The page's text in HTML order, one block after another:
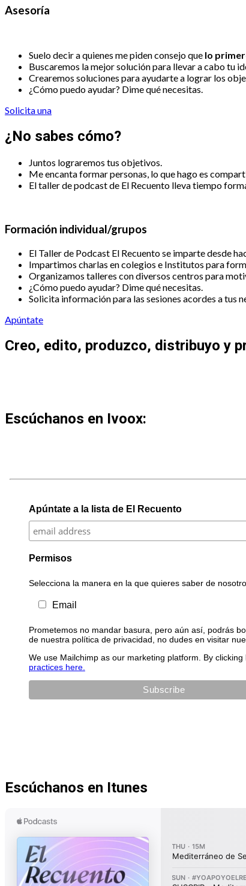
Asesoría
Suelo decir a quienes me piden consejo que lo
Buscaremos la mejor solución para llevar a cabo tu
Crearemos soluciones para ayudarte a lograr los
¿Cómo puedo ayudar? Dime qué necesitas.
Solicita una
¿No sabes cómo?
Juntos lograremos tus objetivos.
Me encanta formar personas, lo que hago es
El taller de podcast de El Recuento lleva tiempo
Formación individual/grupos
El Taller de Podcast El Recuento se imparte desde
Impartimos charlas en colegios e Institutos para
Organizamos talleres con diversos centros para
¿Cómo puedo ayudar? Dime qué necesitas.
Solicita información para las sesiones acordes a tus
Apúntate
Creo, edito, produzco, distribuyo y
Escúchanos en Ivoox:
Apúntate a la lista de El Recuento
Permisos
Selecciona la manera en la que quieres saber de
Email
Prometemos no mandar basura, pero aún así, podrás
de nuestra política de privacidad, no dudes en visitar
We use Mailchimp as our marketing platform. By
practices here.
Escúchanos en Itunes